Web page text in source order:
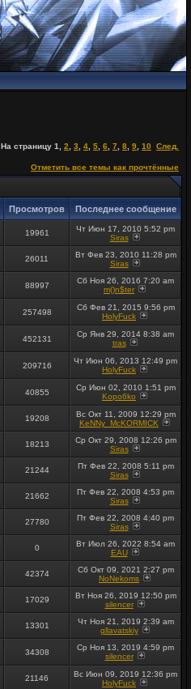
На страницу 1 2 3 4 5 6 7 8 9 10 След.
Отметить все темы как прочтённые
Просмотров Последнее сообщение
19961
Чт Июн 17, 2010 5:52 pm
Siras
26011
Вт Фев 23, 2010 11:28 pm
Siras
88997
Сб Ноя 26, 2016 7:20 am
m()n$ter
257498
Сб Фев 21, 2015 9:56 pm
HolyFuck
452131
Ср Янв 29, 2014 8:38 am
tras
209716
Чт Июн 06, 2013 12:49 pm
HolyFuck
40855
Ср Июн 02, 2010 1:51 pm
Kopo6ko
19208
Вс Окт 11, 2009 12:29 pm
KeNNy_McKORMICK
18213
Ср Окт 29, 2008 12:26 pm
Siras
21244
Пт Фев 22, 2008 5:11 pm
Siras
21662
Пт Фев 22, 2008 4:53 pm
Siras
27780
Пт Фев 22, 2008 4:40 pm
Siras
0
Вт Июл 26, 2022 8:54 am
EAU
42374
Сб Окт 09, 2021 2:27 pm
NoNekoms
17029
Вт Ноя 26, 2019 12:50 pm
silencer
13301
Чт Ноя 21, 2019 2:39 am
gllavatskiy
34308
Ср Ноя 13, 2019 4:59 pm
silencer
21146
Вс Июн 09, 2019 12:36 pm
HolyFuck